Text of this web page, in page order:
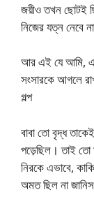
জয়ীও তখন ছোটই
নিজের যত্ন নেবে
আর এই যে আমি,
সংসারকে আগলে
গল্প
বাবা তো বৃদ্ধ
পড়েছিল। তাই তো
নিরকে এভাবে,
অমত ছিল না